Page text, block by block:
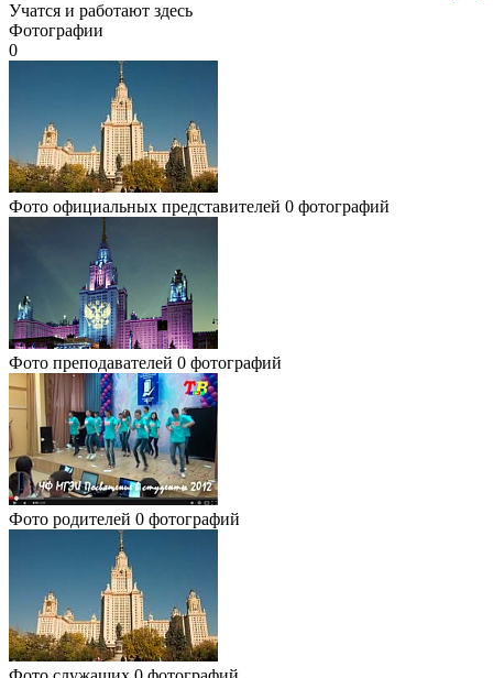
Учатся и работают здесь
Фотографии
0
Фото официальных представителей 0 фотографий
Фото преподавателей 0 фотографий
Фото родителей 0 фотографий